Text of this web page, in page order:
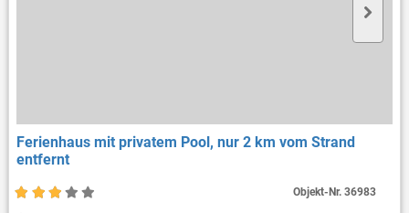
Ferienhaus mit privatem Pool, nur 2 km vom Strand
entfernt
Objekt-Nr.36983